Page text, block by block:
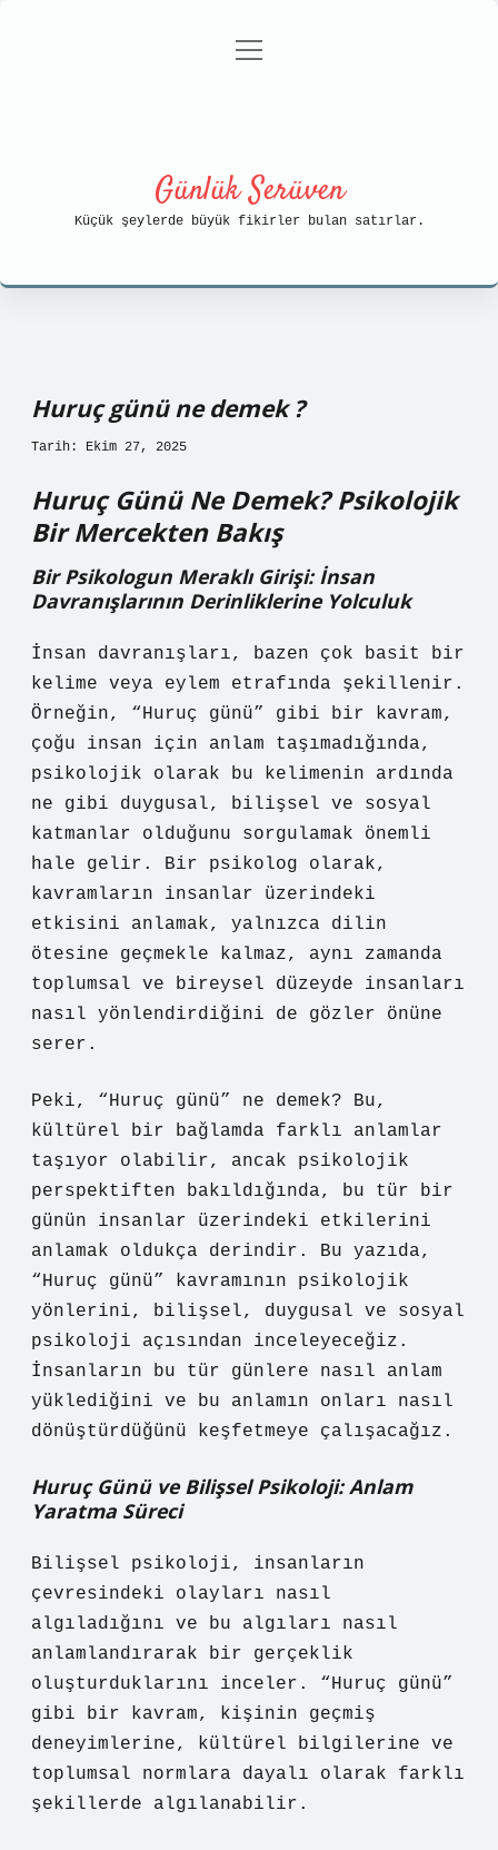
Gizlilik Politikası
menüyü
Günlük Serüven
Küçük şeylerde büyük fikirler bulan satırlar.
Huruç günü ne demek ?
Tarih: Ekim 27, 2025
Huruç Günü Ne Demek? Psikolojik
Bir Mercekten Bakış
Bir Psikologun Meraklı Girişi: İnsan
Davranışlarının Derinliklerine Yolculuk
İnsan davranışları, bazen çok basit bir
kelime veya eylem etrafında şekillenir.
Örneğin, “Huruç günü” gibi bir kavram,
çoğu insan için anlam taşımadığında,
psikolojik olarak bu kelimenin ardında
ne gibi duygusal, bilişsel ve sosyal
katmanlar olduğunu sorgulamak önemli
hale gelir. Bir psikolog olarak,
kavramların insanlar üzerindeki
etkisini anlamak, yalnızca dilin
ötesine geçmekle kalmaz, aynı zamanda
toplumsal ve bireysel düzeyde insanları
nasıl yönlendirdiğini de gözler önüne
serer.
Peki, “Huruç günü” ne demek? Bu,
kültürel bir bağlamda farklı anlamlar
taşıyor olabilir, ancak psikolojik
perspektiften bakıldığında, bu tür bir
günün insanlar üzerindeki etkilerini
anlamak oldukça derindir. Bu yazıda,
“Huruç günü” kavramının psikolojik
yönlerini, bilişsel, duygusal ve sosyal
psikoloji açısından inceleyeceğiz.
İnsanların bu tür günlere nasıl anlam
yüklediğini ve bu anlamın onları nasıl
dönüştürdüğünü keşfetmeye çalışacağız.
Huruç Günü ve Bilişsel Psikoloji: Anlam
Yaratma Süreci
Bilişsel psikoloji, insanların
çevresindeki olayları nasıl
algıladığını ve bu algıları nasıl
anlamlandırarak bir gerçeklik
oluşturduklarını inceler. “Huruç günü”
gibi bir kavram, kişinin geçmiş
deneyimlerine, kültürel bilgilerine ve
toplumsal normlara dayalı olarak farklı
şekillerde algılanabilir.